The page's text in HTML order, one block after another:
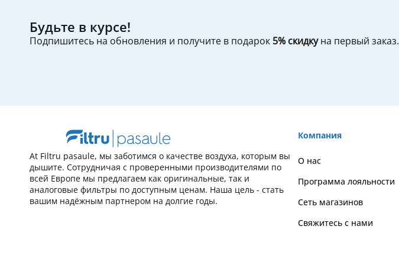
Будьте в курсе!
Подпишитесь на обновления и получите в подарок 5% скидкуна первый заказ.
At Filtru pasaule, мы заботимся о качестве воздуха, которым вы
дышите. Сотрудничая с проверенными производителями по
всей Европе мы предлагаем как оригинальные, так и
аналоговые фильтры по доступным ценам. Наша цель - стать
вашим надёжным партнером на долгие годы.
Компания
О нас
Программа лояльности
Сеть магазинов
Свяжитесь с нами